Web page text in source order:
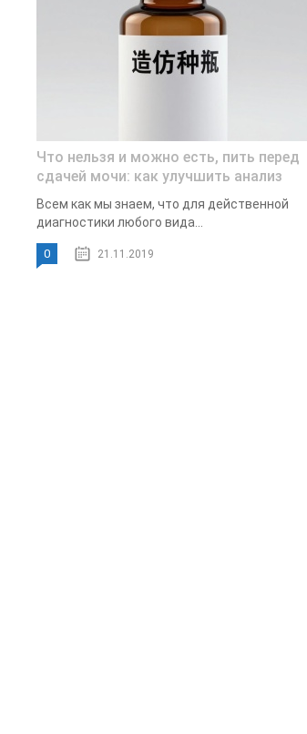
Что нельзя и можно есть, пить перед
сдачей мочи: как улучшить анализ
Всем как мы знаем, что для действенной
диагностики любого вида...
0 21.11.2019